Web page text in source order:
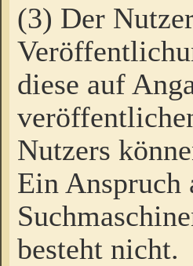
(3) Der
diese auf
Nutzers
Ein Anspruch
besteht nicht.